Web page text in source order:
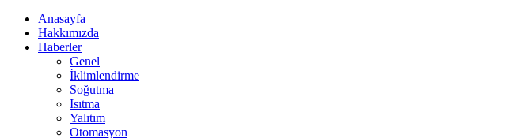
Anasayfa
Hakkımızda
Haberler
Genel
İklimlendirme
Soğutma
Isıtma
Yalıtım
Otomasyon